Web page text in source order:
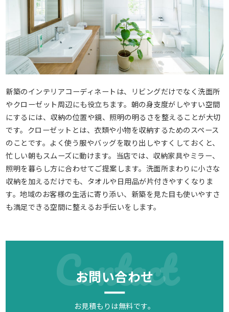
新築のインテリアコーディネートは、リビングだけでなく洗面所
やクローゼット周辺にも役立ちます。朝の身支度がしやすい空間
にするには、収納の位置や鏡、照明の明るさを整えることが大切
です。クローゼットとは、衣類や小物を収納するためのスペース
のことです。よく使う服やバッグを取り出しやすくしておくと、
忙しい朝もスムーズに動けます。当店では、収納家具やミラー、
照明を暮らし方に合わせてご提案します。洗面所まわりに小さな
収納を加えるだけでも、タオルや日用品が片付きやすくなりま
す。地域のお客様の生活に寄り添い、新築を見た目も使いやすさ
も満足できる空間に整えるお手伝いをします。
Contact
お問い合わせ
お見積もりは無料です。